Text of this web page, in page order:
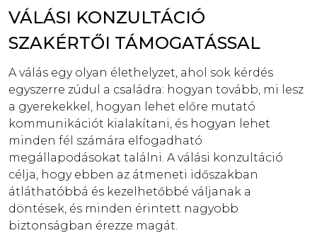
VÁLÁSI KONZULTÁCIÓ
SZAKÉRTŐI TÁMOGATÁSSAL
A válás egy olyan élethelyzet, ahol sok kérdés
egyszerre zúdul a családra: hogyan tovább, mi lesz
a gyerekekkel, hogyan lehet előre mutató
kommunikációt kialakítani, és hogyan lehet
minden fél számára elfogadható
megállapodásokat találni. A válási konzultáció
célja, hogy ebben az átmeneti időszakban
átláthatóbbá és kezelhetőbbé váljanak a
döntések, és minden érintett nagyobb
biztonságban érezze magát.